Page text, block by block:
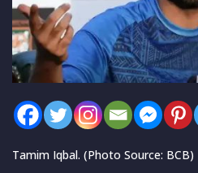
Tamim Iqbal. (Photo Source: BCB)